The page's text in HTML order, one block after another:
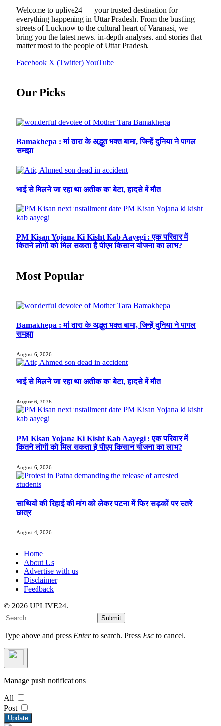
Welcome to uplive24 — your trusted destination for
everything happening in Uttar Pradesh. From the bustling
streets of Lucknow to the cultural heart of Varanasi, we
bring you the latest news, in-depth analyses, and stories that
matter most to the people of Uttar Pradesh.
Facebook X (Twitter)YouTube
Our Picks
Bamakhepa : मां तारा के अद्भुत भक्त बामा, जिन्हें दुनिया ने पागल
समझा
भाई से मिलने जा रहा था अतीक का बेटा, हादसे में मौत
PM Kisan Yojana Ki Kisht Kab Aayegi : एक परिवार में
कितने लोगों को मिल सकता है पीएम किसान योजना का लाभ?
Most Popular
Bamakhepa : मां तारा के अद्भुत भक्त बामा, जिन्हें दुनिया ने पागल
समझा
August 6, 2026
भाई से मिलने जा रहा था अतीक का बेटा, हादसे में मौत
August 6, 2026
PM Kisan Yojana Ki Kisht Kab Aayegi : एक परिवार में
कितने लोगों को मिल सकता है पीएम किसान योजना का लाभ?
August 6, 2026
साथियों की रिहाई की मांग को लेकर पटना में फिर सड़कों पर उतरे
छात्र
August 4, 2026
Home
About Us
Advertise with us
Disclaimer
Feedback
© 2026 UPLIVE24.
Submit
Type above and press Enterto search. Press Esc to cancel.
Manage push notifications
All
Post
Update